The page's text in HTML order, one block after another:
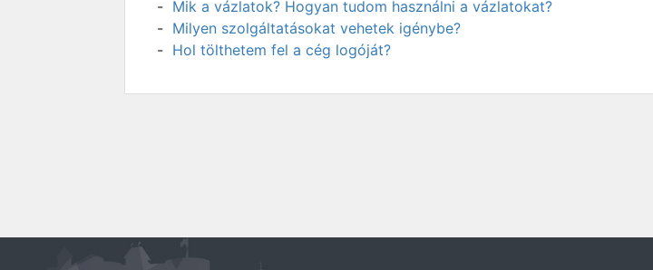
Mik a vázlatok? Hogyan tudom használni a vázlatokat?
Milyen szolgáltatásokat vehetek igénybe?
Hol tölthetem fel a cég logóját?